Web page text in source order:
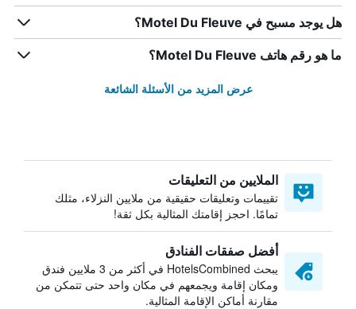
هل يوجد مسبح في Motel Du Fleuve؟
ما هو رقم هاتف Motel Du Fleuve؟
عرض المزيد من الأسئلة الشائعة
الملايين من التعليقات
تقييمات وتعليقات حقيقية من ملايين النزلاء، مثلك
تمامًا. احجز إقامتك المثالية بكل ثقة!
أفضل صفقات الفنادق
يبحث HotelsCombined في أكثر من 3 ملايين فندق
ومكان إقامة ويجمعهم في مكان واحد حتى تتمكن من
مقارنة أماكن الإقامة المثالية.